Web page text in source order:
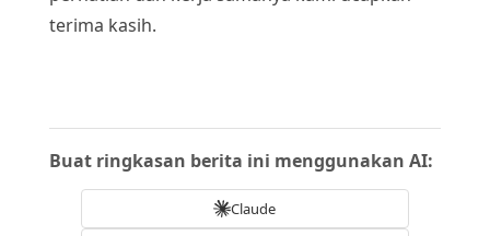
terima kasih.
Buat ringkasan berita ini menggunakan AI:
Claude